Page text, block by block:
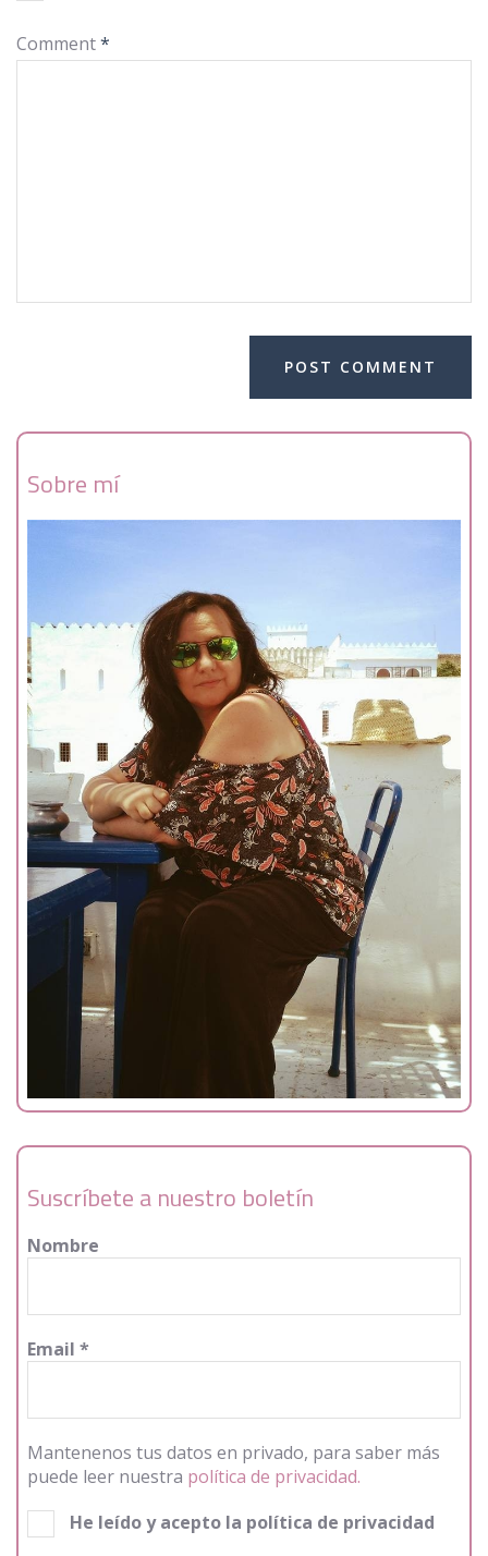
Sobre mí
Suscríbete a nuestro boletín
Nombre
Email *
Mantenenos tus datos en privado, para saber más
puede leer nuestra política de privacidad.
He leído y acepto la política de privacidad
Comment*